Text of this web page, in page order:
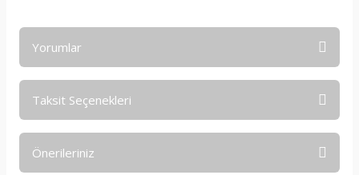
Yorumlar
Taksit Seçenekleri
Önerileriniz